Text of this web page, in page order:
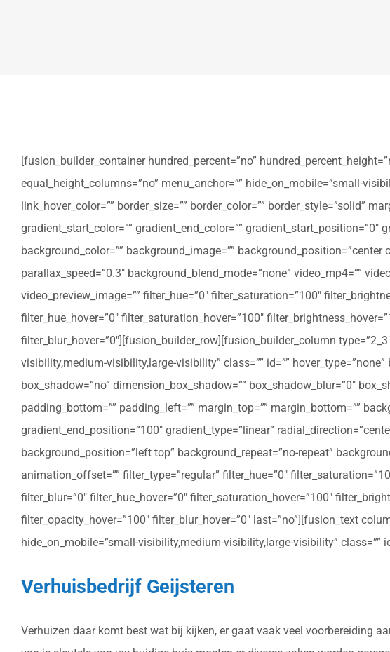
[fusion_builder_container hundred_percent=”no”
equal_height_columns=”no” menu_anchor=”” hide_on_mobile=”small-
link_hover_color=”” border_size=”” border_color=”” border_style=”solid”
gradient_start_color=”” gradient_end_color=””
background_color=”” background_image=””
parallax_speed=”0.3″ background_blend_mode=”none” video_mp4=””
video_preview_image=”” filter_hue=”0″ filter_saturation=”100″
filter_hue_hover=”0″ filter_saturation_hover=”100″
filter_blur_hover=”0″][fusion_builder_row][fusion_builder_column
visibility,medium-visibility,large-visibility” class=”” id=””
box_shadow=”no” dimension_box_shadow=”” box_shadow_blur=”0″
padding_bottom=”” padding_left=”” margin_top=”” margin_bottom=””
gradient_end_position=”100″ gradient_type=”linear”
background_position=”left top” background_repeat=”no-repeat”
animation_offset=”” filter_type=”regular” filter_hue=”0″
filter_blur=”0″ filter_hue_hover=”0″ filter_saturation_hover=”100″
filter_opacity_hover=”100″ filter_blur_hover=”0″ last=”no”][fusion_text
hide_on_mobile=”small-visibility,medium-visibility,large-visibility” class=””
Verhuisbedrijf Geijsteren
Verhuizen daar komt best wat bij kijken, er gaat vaak veel voorbereiding